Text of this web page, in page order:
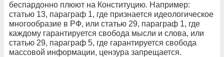
беспардонно плюют на Конституцию. Например:
статью 13, параграф 1, где признается идеологическое
многообразие в РФ, или статью 29, параграф 1, где
каждому гарантируется свобода мысли и слова, или
статью 29, параграф 5, где гарантируется свобода
массовой информации, цензура запрещается.